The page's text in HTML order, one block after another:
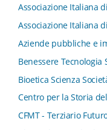
Associazione Italiana
Associazione Italiana
Aziende pubbliche e
Benessere Tecnologia
Bioetica Scienza
Centro per la Storia
CFMT - Terziario